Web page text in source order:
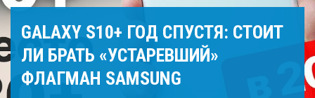
GALAXY S10+ ГОД СПУСТЯ: СТОИТ
ЛИ БРАТЬ «УСТАРЕВШИЙ»
ФЛАГМАН SAMSUNG